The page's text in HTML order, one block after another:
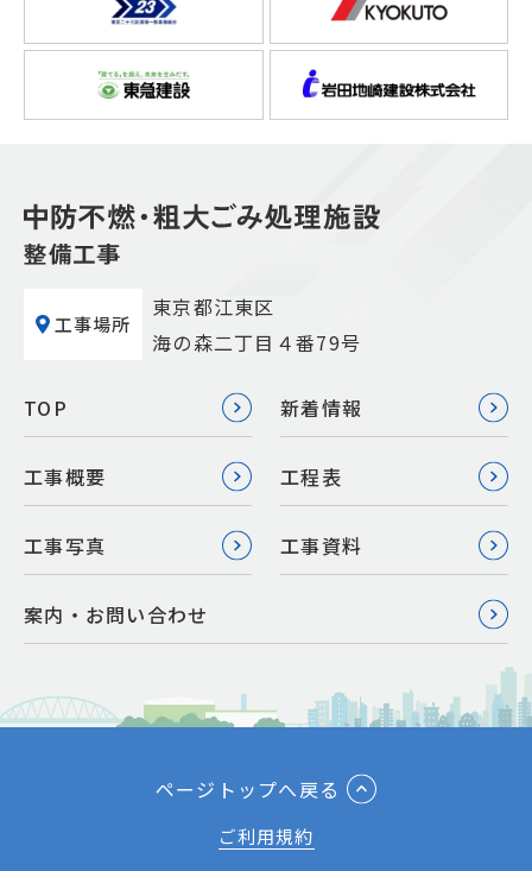
工事場所
東京都江東区
海の森二丁目４番79号
TOP 新着情報
工事概要 工程表
工事写真 工事資料
案内・お問い合わせ
ページトップへ戻る
ご利用規約